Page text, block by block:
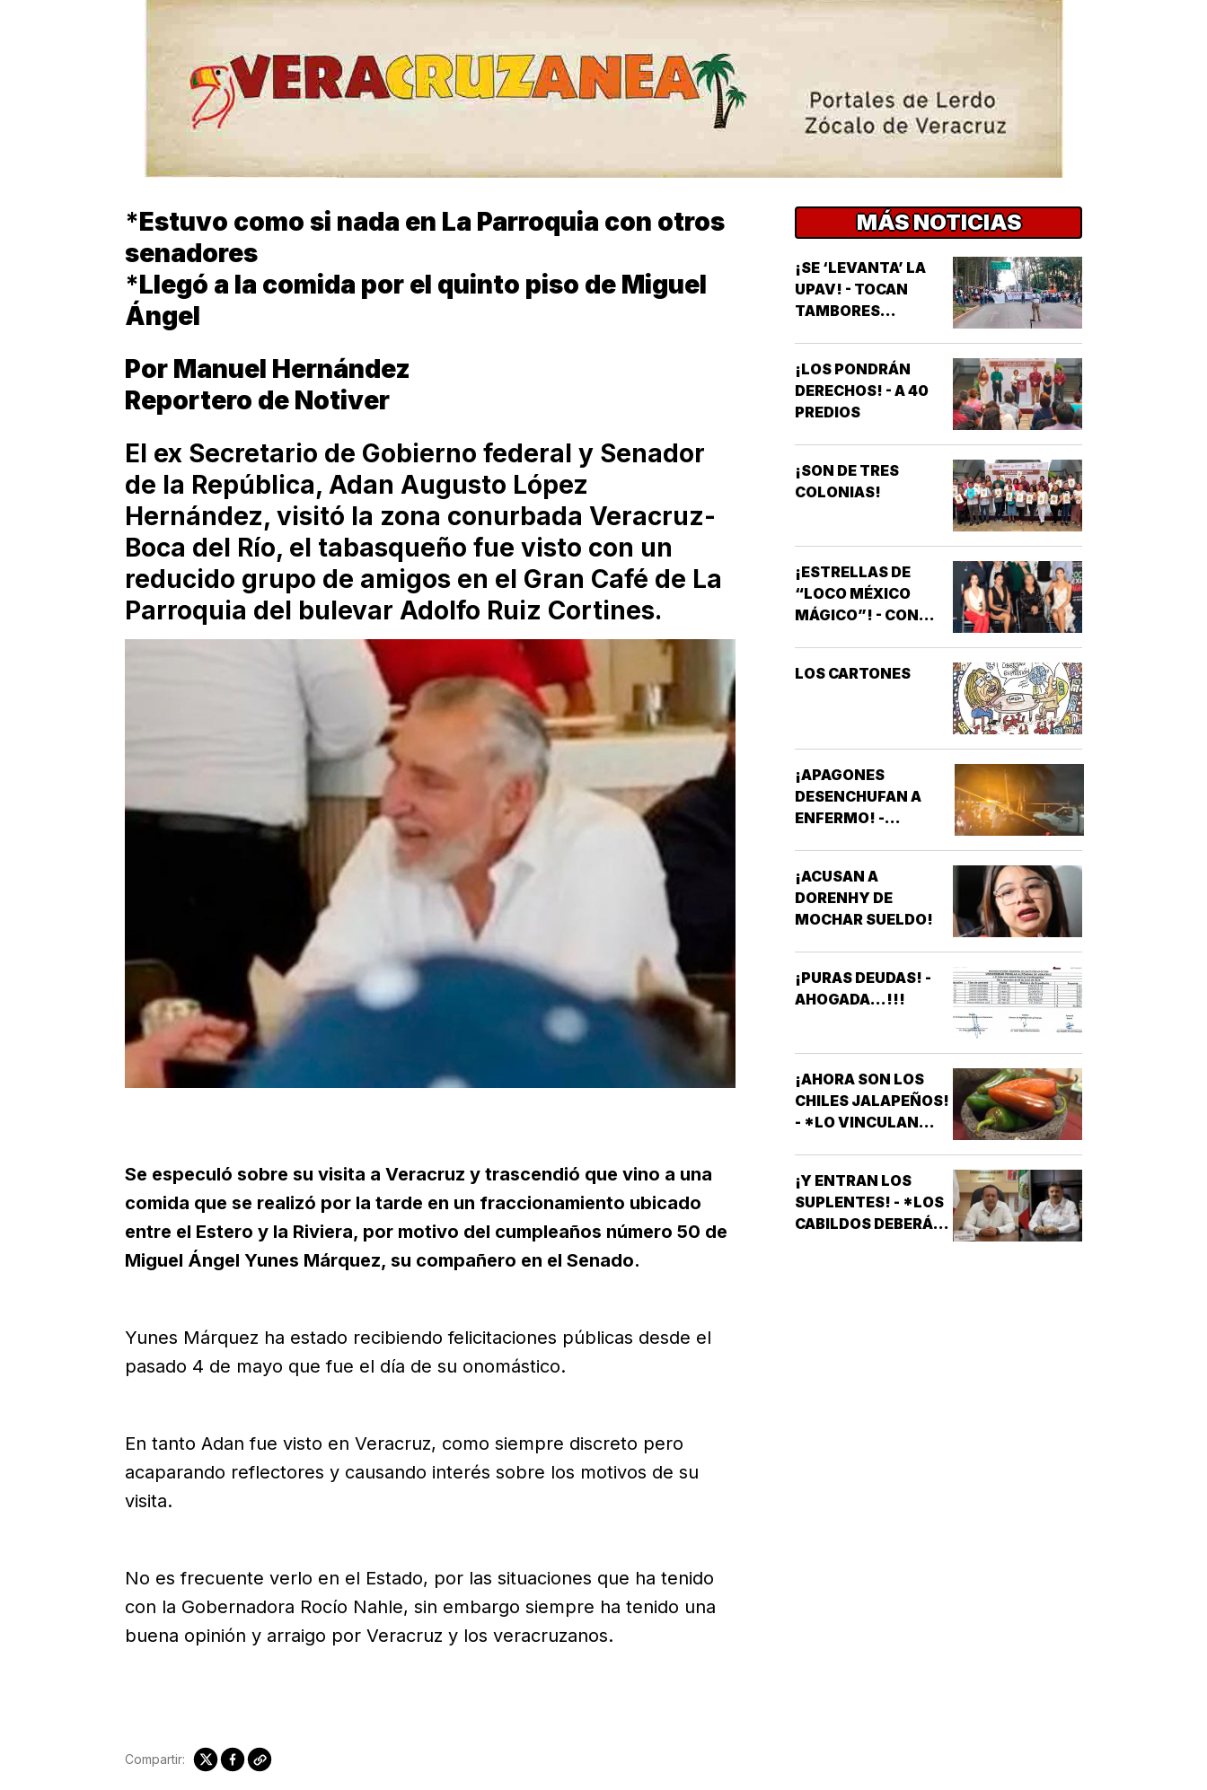
*Estuvo como si nada en La Parroquia con otros
senadores
*Llegó a la comida por el quinto piso de Miguel
Ángel
Por Manuel Hernández
Reportero de Notiver
El ex Secretario de Gobierno federal y Senador
de la República, Adan Augusto López
Hernández, visitó la zona conurbada Veracruz-
Boca del Río, el tabasqueño fue visto con un
reducido grupo de amigos en el Gran Café de La
Parroquia del bulevar Adolfo Ruiz Cortines.
Se especuló sobre su visita a Veracruz y trascendió que vino a una
comida que se realizó por la tarde en un fraccionamiento ubicado
entre el Estero y la Riviera, por motivo del cumpleaños número 50 de
Miguel Ángel Yunes Márquez, su compañero en el Senado.
Yunes Márquez ha estado recibiendo felicitaciones públicas desde el
pasado 4 de mayo que fue el día de su onomástico.
En tanto Adan fue visto en Veracruz, como siempre discreto pero
acaparando reflectores y causando interés sobre los motivos de su
visita.
No es frecuente verlo en el Estado, por las situaciones que ha tenido
con la Gobernadora Rocío Nahle, sin embargo siempre ha tenido una
buena opinión y arraigo por Veracruz y los veracruzanos.
Compartir:
MÁS NOTICIAS
¡SE ‘LEVANTA’ LA
UPAV! - TOCAN
TAMBORES...
¡LOS PONDRÁN
DERECHOS! - A 40
PREDIOS
¡SON DE TRES
COLONIAS!
¡ESTRELLAS DE
“LOCO MÉXICO
MÁGICO”! - CON
LOS CARTONES
¡APAGONES
DESENCHUFAN A
ENFERMO! -
DE VERACRUZ
DENUNCIAN
APAGONES
AFECTAN
ELEVADORES,
APARATOS
ELÉCTRICOS
¡ACUSAN A
DORENHY DE
MOCHAR SUELDO!
¡PURAS DEUDAS! -
AHOGADA...!!!
¡AHORA SON LOS
CHILES JALAPEÑOS!
- *LO VINCULAN
¡Y ENTRAN LOS
SUPLENTES! - *LOS
CABILDOS DEBERÁN